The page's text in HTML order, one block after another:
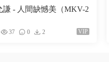
謙 - 人間缺憾美（MKV-2
37 0 2 VIP